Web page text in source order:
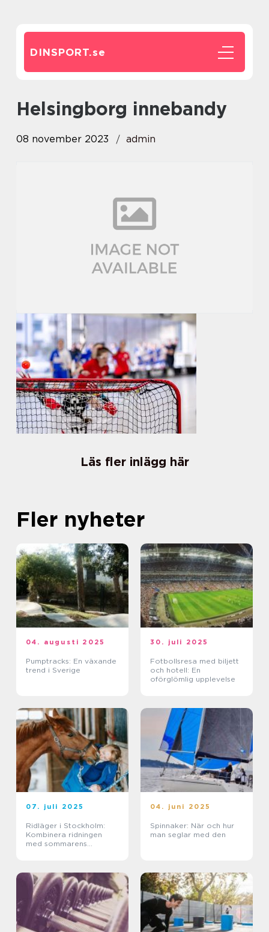
DINSPORT.se
helsingborg innebandy
08 november 2023 admin
Läs fler inlägg här
Fler nyheter
04. augusti 2025
Pumptracks: En växande
trend i Sverige
30. juli 2025
Fotbollsresa med biljett
och hotell: En
oförglömlig upplevelse
07. juli 2025
Ridläger i Stockholm:
Kombinera ridningen
med sommarens
04. juni 2025
Spinnaker: När och hur
man seglar med den